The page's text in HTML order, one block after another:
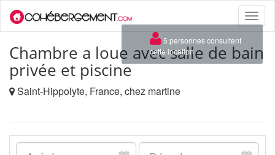
Toggle
Chambre a loue avec salle de bain
privée et piscine
Saint-Hippolyte, France, chez martine
×
5 personnes consultent
cette location